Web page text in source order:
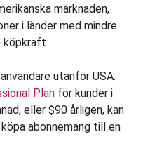
marknaden,
i länder med mindre
köpkraft.
utanför USA:
Plan för kunder i
eller $90 årligen, kan
abonnemang till en